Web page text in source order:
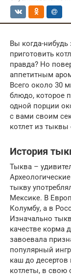
Вы когда-
приготовить
правда? Но
аппетитным
Всего около 30
блюдо, которое
одной порции
с вами своим
котлет из
История
Тыква –
тыкву
Мексике. В
Колумбу, а в
Изначально
качестве корма
завоевала
популярный
каш до
котлеты, в свою